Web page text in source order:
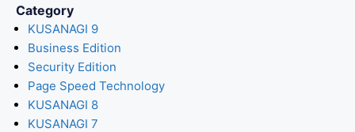
Category
KUSANAGI 9
Business Edition
Security Edition
Page Speed Technology
KUSANAGI 8
KUSANAGI 7